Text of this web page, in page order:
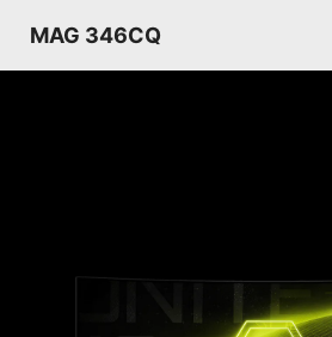
MAG 346CQ